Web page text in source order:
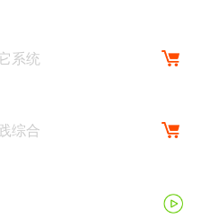
系统
综合